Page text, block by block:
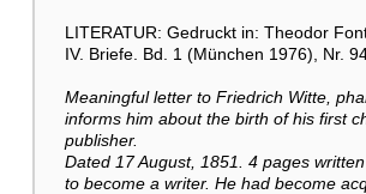
LITERATUR: Gedruckt in: Theodor
IV. Briefe. Bd. 1 (München 1976), Nr.
Meaningful letter to Friedrich Witte,
informs him about the birth of his first
publisher.
Dated 17 August, 1851. 4 pages
to become a writer. He had become